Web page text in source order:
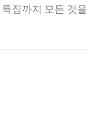
징까지 모든 것을